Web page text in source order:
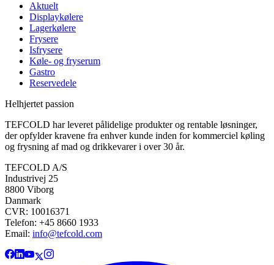
Aktuelt
Displaykølere
Lagerkølere
Frysere
Isfrysere
Køle- og fryserum
Gastro
Reservedele
Helhjertet passion
TEFCOLD har leveret pålidelige produkter og rentable løsninger,
der opfylder kravene fra enhver kunde inden for kommerciel køling
og frysning af mad og drikkevarer i over 30 år.
TEFCOLD A/S
Industrivej 25
8800 Viborg
Danmark
CVR: 10016371
Telefon: +45 8660 1933
Email: info@tefcold.com